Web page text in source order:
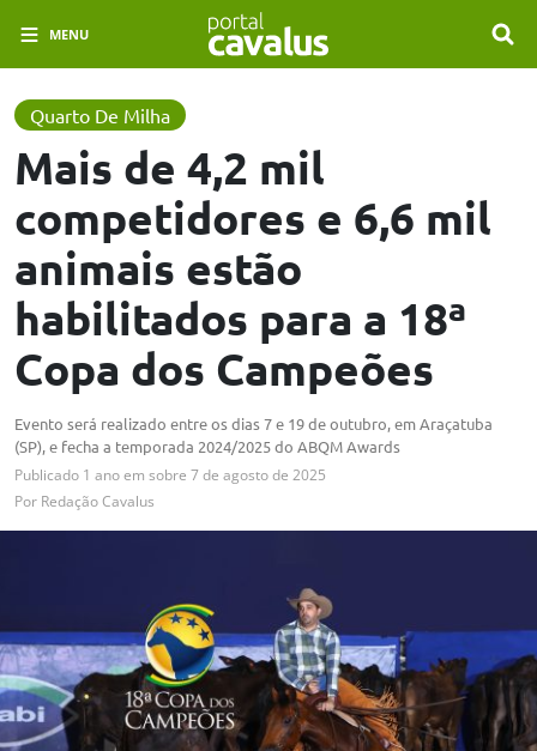
MENU
Quarto De Milha
Mais de 4,2 mil
competidores e 6,6 mil
animais estão
habilitados para a 18ª
Copa dos Campeões
Evento será realizado entre os dias 7 e 19 de outubro, em Araçatuba
(SP), e fecha a temporada 2024/2025 do ABQM Awards
Publicado 1 ano em sobre 7 de agosto de 2025
Por Redação Cavalus